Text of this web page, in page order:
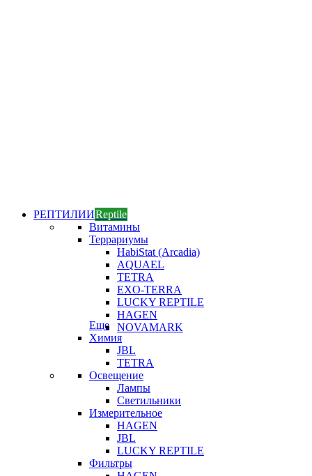
РЕПТИЛИИReptile
Витамины
Террариумы
HabiStat (Arcadia)
AQUAEL
TETRA
EXO-TERRA
LUCKY REPTILE
HAGEN
NOVAMARK
Еще
Химия
JBL
TETRA
Освещение
Лампы
Светильники
Измерительное
HAGEN
JBL
LUCKY REPTILE
Фильтры